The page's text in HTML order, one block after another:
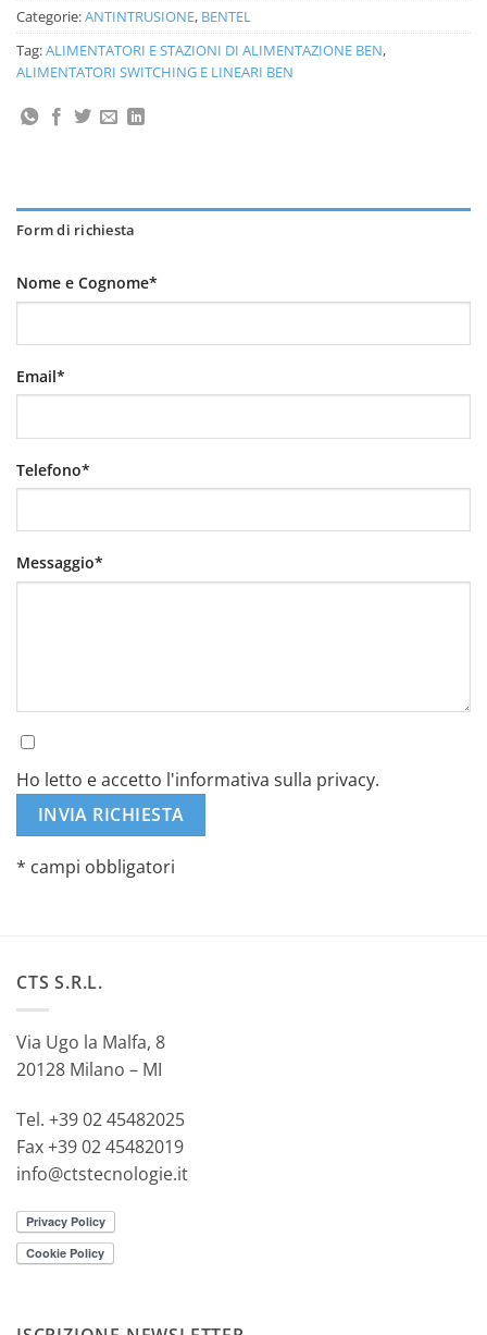
Categorie:ANTINTRUSIONE, BENTEL
Tag:ALIMENTATORI E STAZIONI DI ALIMENTAZIONE BEN,
ALIMENTATORI SWITCHING E LINEARI BEN
Form di richiesta
Nome e Cognome*
Email*
Telefono*
Messaggio*
Ho letto e accetto l'informativa sulla privacy.
* campi obbligatori
CTS S.R.L.
Via Ugo la Malfa, 8
20128 Milano – MI
Tel. +39 02 45482025
Fax +39 02 45482019
info@ctstecnologie.it